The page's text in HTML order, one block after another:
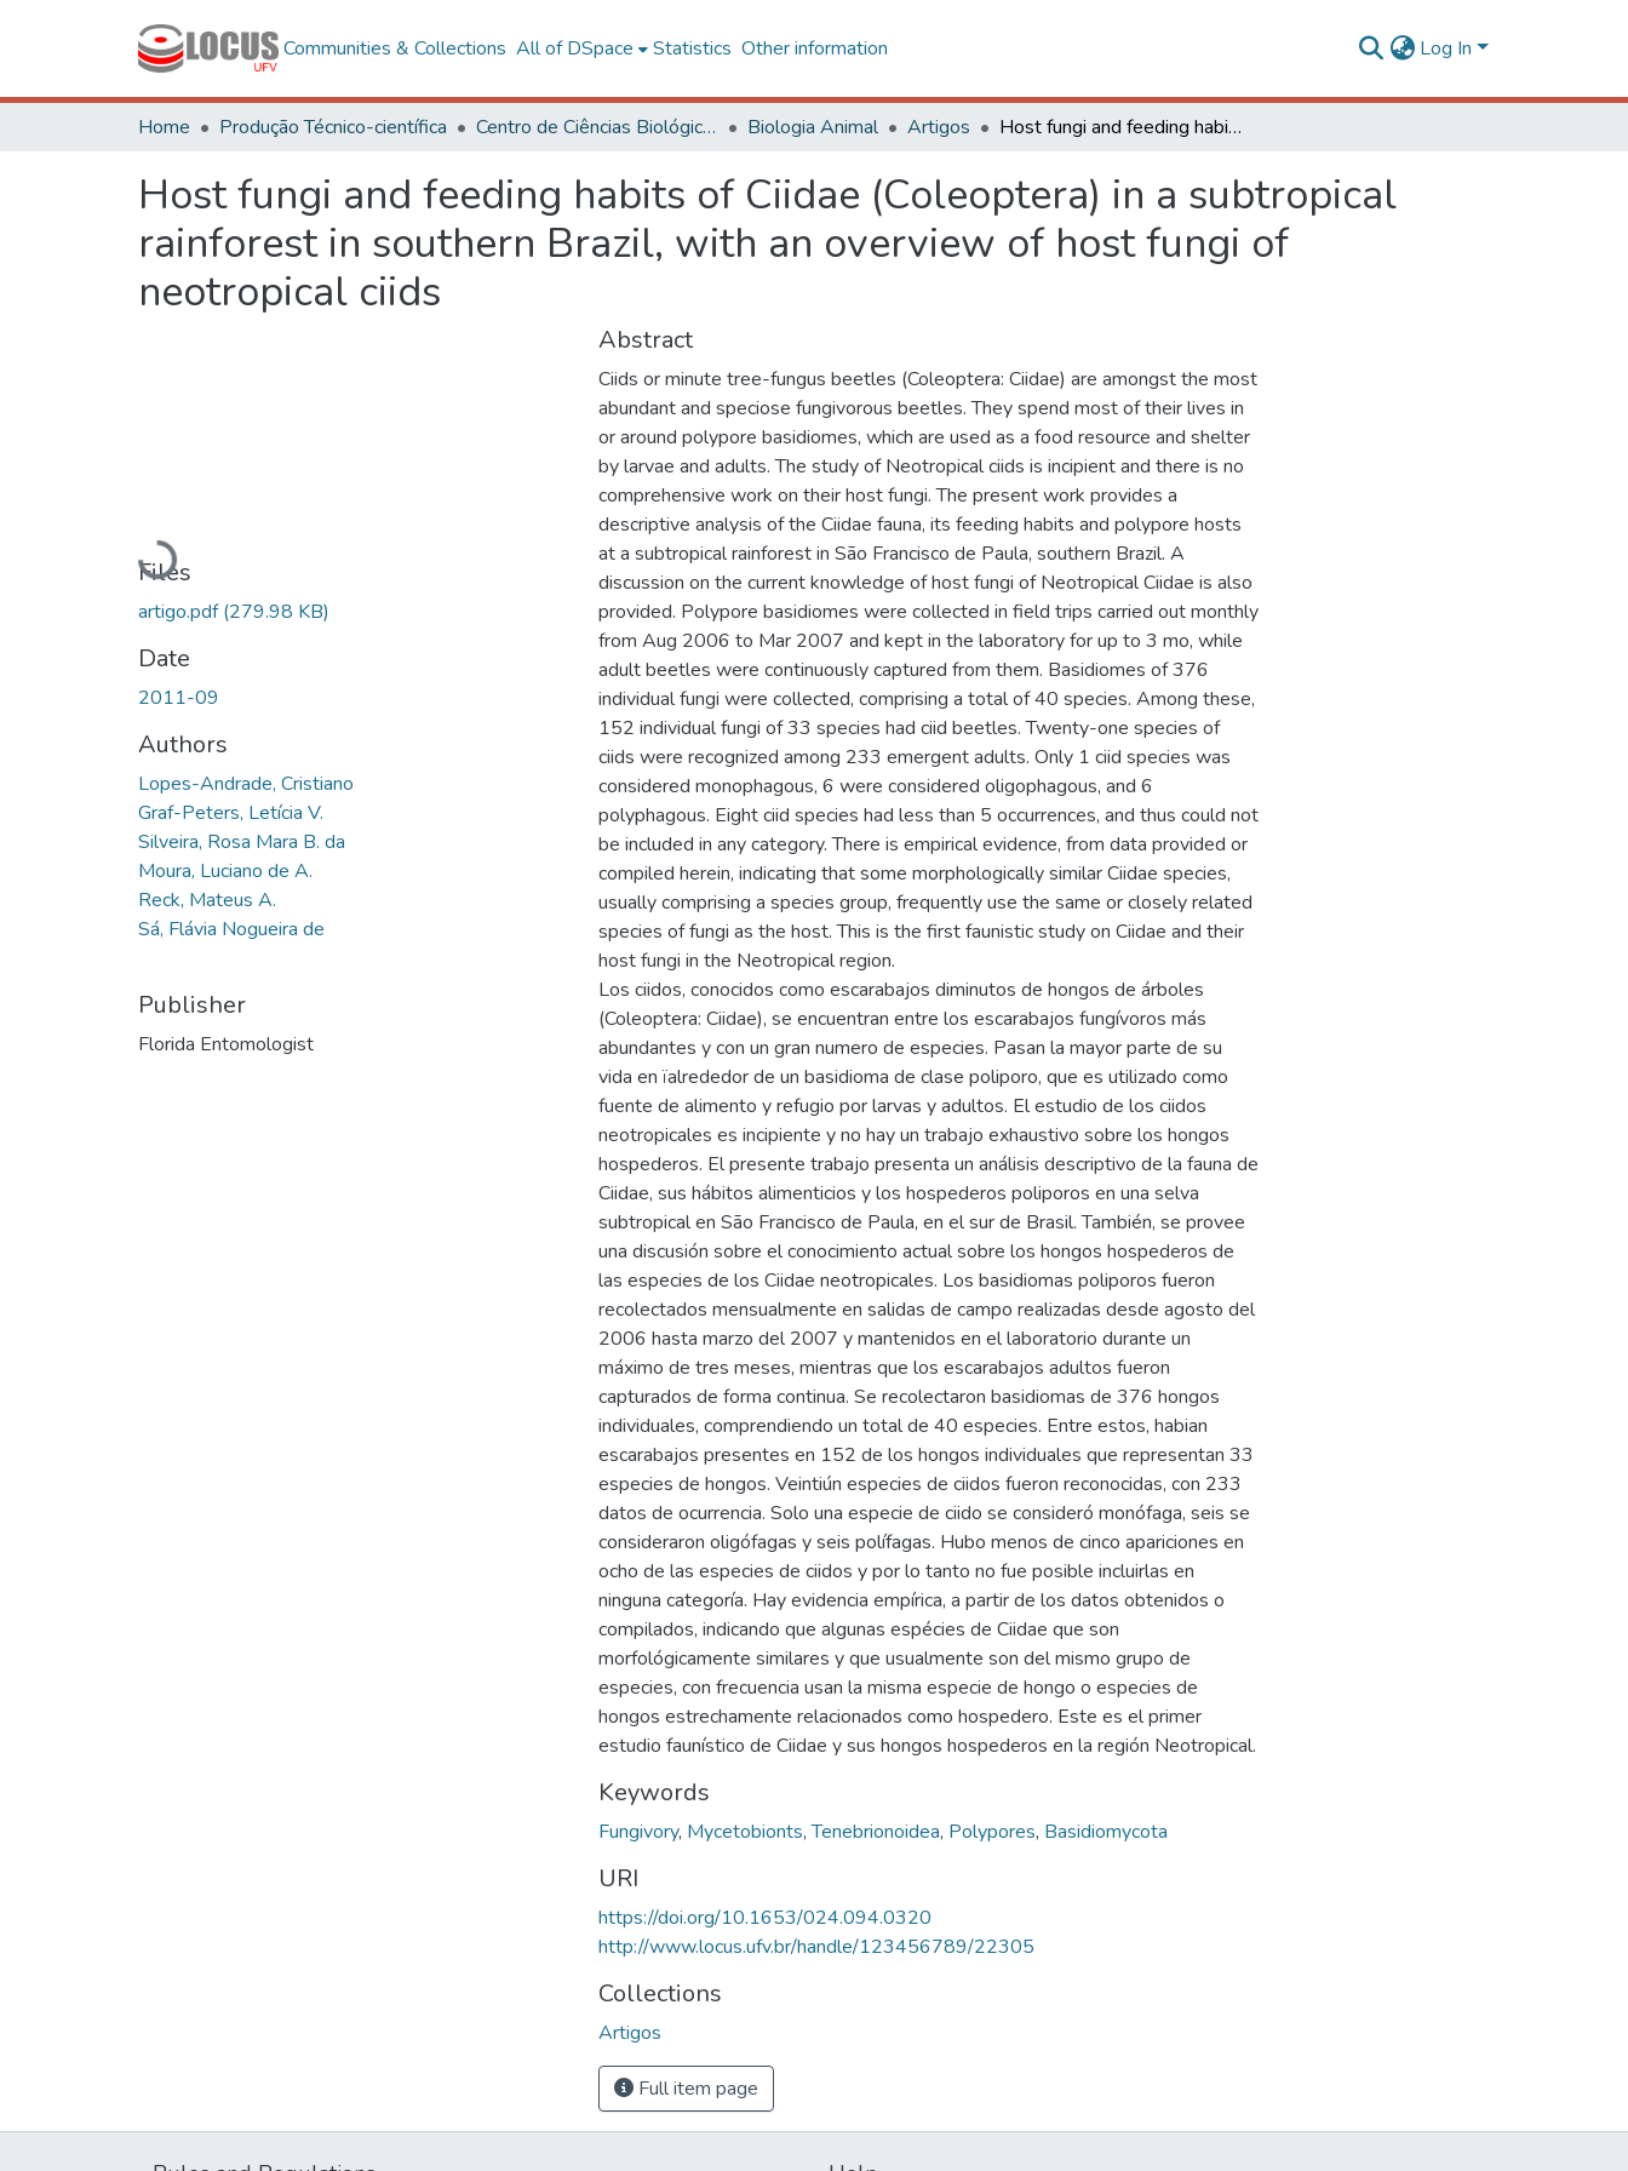
Communities & Collections All of DSpace Statistics Other information Log In
Home Produção Técnico-científica Centro de Ciências Biológicas e da Saúde Biologia Animal Artigos Host fungi and feeding habits of Ciidae (Coleoptera) in a subtropical rainforest in southern Brazil, with an overview of host fungi of neotropical ciids
Host fungi and feeding habits of Ciidae (Coleoptera) in a subtropical
rainforest in southern Brazil, with an overview of host fungi of
neotropical ciids
Loading...
Files
artigo.pdf(279.98 KB)
Date
2011-09
Authors
Lopes-Andrade, Cristiano
Graf-Peters, Letícia V.
Silveira, Rosa Mara B. da
Moura, Luciano de A.
Reck, Mateus A.
Sá, Flávia Nogueira de
Publisher
Florida Entomologist
Abstract
Ciids or minute tree-fungus beetles (Coleoptera: Ciidae) are amongst the most
abundant and speciose fungivorous beetles. They spend most of their lives in
or around polypore basidiomes, which are used as a food resource and shelter
by larvae and adults. The study of Neotropical ciids is incipient and there is no
comprehensive work on their host fungi. The present work provides a
descriptive analysis of the Ciidae fauna, its feeding habits and polypore hosts
at a subtropical rainforest in São Francisco de Paula, southern Brazil. A
discussion on the current knowledge of host fungi of Neotropical Ciidae is also
provided. Polypore basidiomes were collected in field trips carried out monthly
from Aug 2006 to Mar 2007 and kept in the laboratory for up to 3 mo, while
adult beetles were continuously captured from them. Basidiomes of 376
individual fungi were collected, comprising a total of 40 species. Among these,
152 individual fungi of 33 species had ciid beetles. Twenty-one species of
ciids were recognized among 233 emergent adults. Only 1 ciid species was
considered monophagous, 6 were considered oligophagous, and 6
polyphagous. Eight ciid species had less than 5 occurrences, and thus could not
be included in any category. There is empirical evidence, from data provided or
compiled herein, indicating that some morphologically similar Ciidae species,
usually comprising a species group, frequently use the same or closely related
species of fungi as the host. This is the first faunistic study on Ciidae and their
host fungi in the Neotropical region.
Los ciidos, conocidos como escarabajos diminutos de hongos de árboles
(Coleoptera: Ciidae), se encuentran entre los escarabajos fungívoros más
abundantes y con un gran numero de especies. Pasan la mayor parte de su
vida en ïalrededor de un basidioma de clase poliporo, que es utilizado como
fuente de alimento y refugio por larvas y adultos. El estudio de los ciidos
neotropicales es incipiente y no hay un trabajo exhaustivo sobre los hongos
hospederos. El presente trabajo presenta un análisis descriptivo de la fauna de
Ciidae, sus hábitos alimenticios y los hospederos poliporos en una selva
subtropical en São Francisco de Paula, en el sur de Brasil. También, se provee
una discusión sobre el conocimiento actual sobre los hongos hospederos de
las especies de los Ciidae neotropicales. Los basidiomas poliporos fueron
recolectados mensualmente en salidas de campo realizadas desde agosto del
2006 hasta marzo del 2007 y mantenidos en el laboratorio durante un
máximo de tres meses, mientras que los escarabajos adultos fueron
capturados de forma continua. Se recolectaron basidiomas de 376 hongos
individuales, comprendiendo un total de 40 especies. Entre estos, habian
escarabajos presentes en 152 de los hongos individuales que representan 33
especies de hongos. Veintiún especies de ciidos fueron reconocidas, con 233
datos de ocurrencia. Solo una especie de ciido se consideró monófaga, seis se
consideraron oligófagas y seis polífagas. Hubo menos de cinco apariciones en
ocho de las especies de ciidos y por lo tanto no fue posible incluirlas en
ninguna categoría. Hay evidencia empírica, a partir de los datos obtenidos o
compilados, indicando que algunas espécies de Ciidae que son
morfológicamente similares y que usualmente son del mismo grupo de
especies, con frecuencia usan la misma especie de hongo o especies de
hongos estrechamente relacionados como hospedero. Este es el primer
estudio faunístico de Ciidae y sus hongos hospederos en la región Neotropical.
Keywords
Fungivory, Mycetobionts,Tenebrionoidea, Polypores, Basidiomycota
URI
https://doi.org/10.1653/024.094.0320
http://www.locus.ufv.br/handle/123456789/22305
Collections
Artigos
Full item page